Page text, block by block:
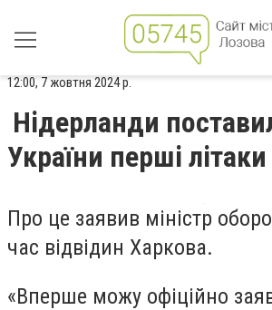
12:00, 7 жовтня 2024 р.
Нідерланди
України перші
Про це заявив міністр
час відвідин Харкова.
«Вперше можу офіційно